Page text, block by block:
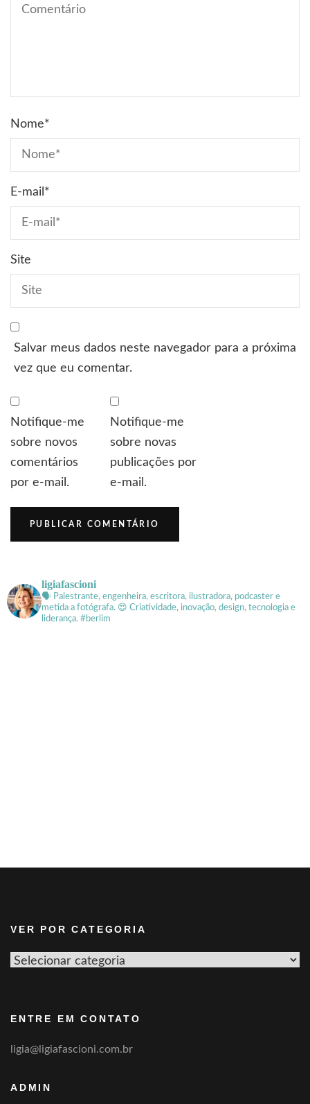
Nome*
E-mail *
Site
Salvar meus dados neste navegador para a próxima
vez que eu comentar.
Notifique-me
sobre novos
comentários
por e-mail.
Notifique-me
sobre novas
publicações por
e-mail.
ligiafascioni
🗣 Palestrante, engenheira, escritora, ilustradora, podcaster e
metida a fotógrafa. 😍 Criatividade, inovação, design, tecnologia e
liderança. #berlim
VER POR CATEGORIA
Ver
ENTRE EM CONTATO
ligia@ligiafascioni.com.br
ADMIN